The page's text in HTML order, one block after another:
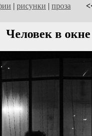
| рисунки | проза
Человек в окне